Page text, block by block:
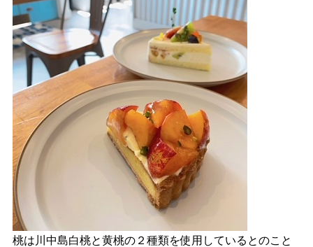
桃は川中島白桃と黄桃の２種類を使用しているとのこと